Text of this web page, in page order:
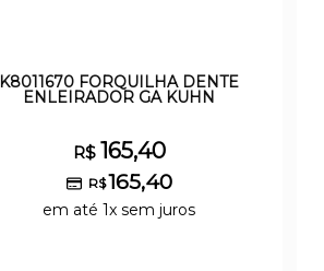
K8011670 FORQUILHA DENTE
ENLEIRADOR GA KUHN
R$ 165,40
R$165,40
em até 1x sem juros